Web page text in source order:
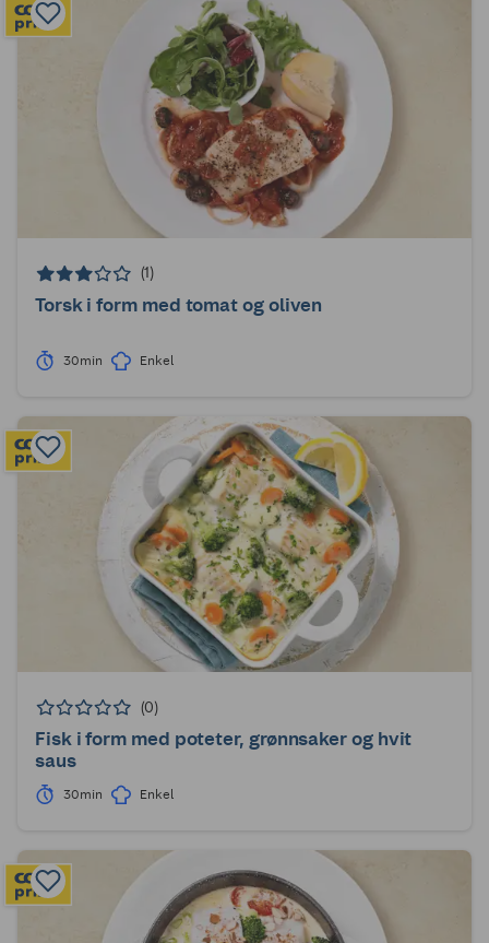
(1)
Torsk i form med tomat og oliven
30min Enkel
(0)
Fisk i form med poteter, grønnsaker og hvit
saus
30min Enkel